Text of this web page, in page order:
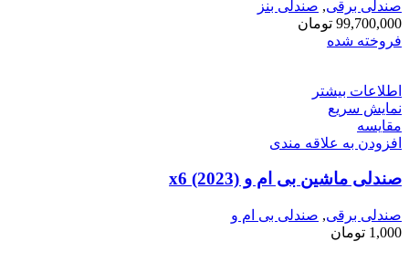
صندلی برقی, صندلی بنز
99,700,000 تومان
فروخته شده
اطلاعات بیشتر
نمایش سریع
مقايسه
افزودن به علاقه مندی
صندلی ماشین بی ام و x6 (2023)
صندلی برقی, صندلی بی ام و
1,000 تومان